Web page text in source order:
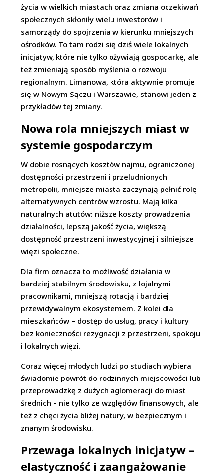
życia w wielkich miastach oraz zmiana oczekiwań
społecznych skłoniły wielu inwestorów i
samorządy do spojrzenia w kierunku mniejszych
ośrodków. To tam rodzi się dziś wiele lokalnych
inicjatyw, które nie tylko ożywiają gospodarkę, ale
też zmieniają sposób myślenia o rozwoju
regionalnym. Limanowa, która aktywnie promuje
się w Nowym Sączu i Warszawie, stanowi jeden z
przykładów tej zmiany.
Nowa rola mniejszych miast w
systemie gospodarczym
W dobie rosnących kosztów najmu, ograniczonej
dostępności przestrzeni i przeludnionych
metropolii, mniejsze miasta zaczynają pełnić rolę
alternatywnych centrów wzrostu. Mają kilka
naturalnych atutów: niższe koszty prowadzenia
działalności, lepszą jakość życia, większą
dostępność przestrzeni inwestycyjnej i silniejsze
więzi społeczne.
Dla firm oznacza to możliwość działania w
bardziej stabilnym środowisku, z lojalnymi
pracownikami, mniejszą rotacją i bardziej
przewidywalnym ekosystemem. Z kolei dla
mieszkańców – dostęp do usług, pracy i kultury
bez konieczności rezygnacji z przestrzeni, spokoju
i lokalnych więzi.
Coraz więcej młodych ludzi po studiach wybiera
świadomie powrót do rodzinnych miejscowości lub
przeprowadzkę z dużych aglomeracji do miast
średnich – nie tylko ze względów finansowych, ale
też z chęci życia bliżej natury, w bezpiecznym i
znanym środowisku.
Przewaga lokalnych inicjatyw –
elastyczność i zaangażowanie